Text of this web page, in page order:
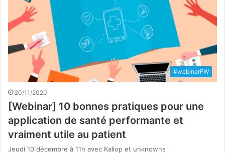
#webinarFW
20/11/2020
[Webinar] 10 bonnes pratiques pour une
application de santé performante et
vraiment utile au patient
Jeudi 10 décembre à 11h avec Kaliop et unknowns